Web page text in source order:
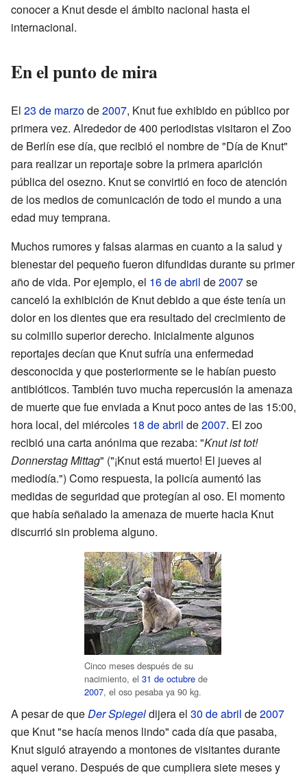
conocer a Knut desde el ámbito nacional hasta el
internacional.
En el punto de mira
El 23 de marzode2007, Knut fue exhibido en público por
primera vez. Alrededor de 400 periodistas visitaron el Zoo
de Berlín ese día, que recibió el nombre de "Día de Knut"
para realizar un reportaje sobre la primera aparición
pública del osezno. Knut se convirtió en foco de atención
de los medios de comunicación de todo el mundo a una
edad muy temprana.
Muchos rumores y falsas alarmas en cuanto a la salud y
bienestar del pequeño fueron difundidas durante su primer
año de vida. Por ejemplo, el 16 de abril de2007se
canceló la exhibición de Knut debido a que éste tenía un
dolor en los dientes que era resultado del crecimiento de
su colmillo superior derecho. Inicialmente algunos
reportajes decían que Knut sufría una enfermedad
desconocida y que posteriormente se le habían puesto
antibióticos. También tuvo mucha repercusión la amenaza
de muerte que fue enviada a Knut poco antes de las 15:00,
hora local, del miércoles 18 de abril de2007. El zoo
recibió una carta anónima que rezaba: "Knut ist tot!
Donnerstag Mittag" ("¡Knut está muerto! El jueves al
mediodía.") Como respuesta, la policía aumentó las
medidas de seguridad que protegían al oso. El momento
que había señalado la amenaza de muerte hacia Knut
discurrió sin problema alguno.
Cinco meses después de su
nacimiento, el 31 de octubre de
2007, el oso pesaba ya 90 kg.
A pesar de queDer Spiegeldijera el 30 de abril de2007
que Knut "se hacía menos lindo" cada día que pasaba,
Knut siguió atrayendo a montones de visitantes durante
aquel verano. Después de que cumpliera siete meses y